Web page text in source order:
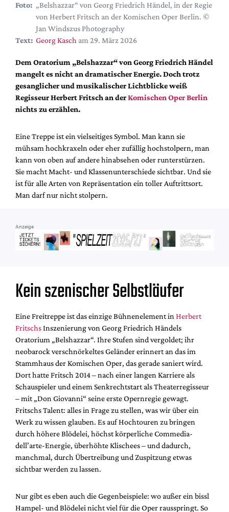
Festival-Planer
Hefte
Alle Hefte
Leseproben
Podcast
Service
Shop / Abo
Newsletter
Redaktion
Autor:innen
Partner
Mediadaten
Foto: „Belshazzar“ von Georg Friedrich Händel, in der Regie
von Herbert Fritsch an der Komischen Oper Berlin. ©
Jan Windszus Photography
Text: Georg Kasch am 29. März 2026
Dem Oratorium „Belshazzar“ von Georg Friedrich Händel
mangelt es nicht an dramatischer Energie. Doch trotz
gesanglicher und musikalischer Lichtblicke weiß
Regisseur Herbert Fritsch an derKomischen Oper Berlin
nichts zu erzählen.
Eine Treppe ist ein vielseitiges Symbol. Man kann sie
mühsam hochkraxeln oder eher zufällig hochstolpern, man
kann von oben auf andere hinabsehen oder runterstürzen.
Sie macht Macht- und Klassenunterschiede sichtbar. Und sie
ist für alle Arten von Repräsentation ein toller Auftrittsort.
Man darf nur nicht stolpern.
Anzeige
Kein szenischer Selbstläufer
Eine Freitreppe ist das einzige Bühnenelement in Herbert
FritschsInszenierung von Georg Friedrich Händels
Oratorium „Belshazzar“. Ihre Stufen sind vergoldet; ihr
neobarock verschnörkeltes Geländer erinnert an das im
Stammhaus der Komischen Oper, das gerade saniert wird.
Dort hatte Fritsch 2014 – nach einer langen Karriere als
Schauspieler und einem Senkrechtstart als Theaterregisseur
– mit „Don Giovanni“ seine erste Opernregie gewagt.
Fritschs Talent: alles in Frage zu stellen, was wir über ein
Werk zu wissen glauben. Es auf Hochtouren zu bringen
durch höhere Blödelei, höchst körperliche Commedia-
dell’arte-Energie, überhöhte Klischees – und dadurch,
manchmal, durch Übertreibung und Zuspitzung etwas
sichtbar werden zu lassen.
Nur gibt es eben auch die Gegenbeispiele: wo außer ein bissl
Hampel- und Blödelei nicht viel für die Oper rausspringt. So